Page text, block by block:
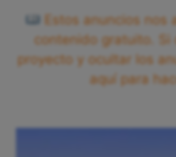
Estos anuncios
contenido gratuito. Si
proyecto y ocultar los
aquí para